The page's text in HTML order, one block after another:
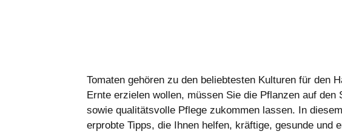
Tomaten gehören zu den beliebtesten Kulturen für den
Ernte erzielen wollen, müssen Sie die Pflanzen auf
sowie qualitätsvolle Pflege zukommen lassen. In
erprobte Tipps, die Ihnen helfen, kräftige, gesunde und